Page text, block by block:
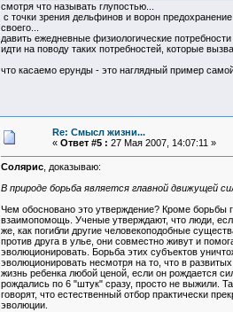
смотря что называть глупостью...
с точки зрения дельфинов и ворон
своего...
давить ежедневные физиологические
идти на поводу таких потребностей, которые
что касаемо ерунды - это наглядный пример
Re: Смысл жизни...
« Ответ #5 : 27 Мая 2007, 14:07:11 »
Солярис, доказываю:
В природе борьба является главной движущей
Чем обосновано это утверждение? Кроме
взаимопомощь. Ученые утверждают, что люди,
же, как погибли другие человекоподобные
против друга в улье, они совместно живут и
эволюционировать. Борьба этих субъектов
эволюционировать несмотря на то, что в
жизнь ребенка любой ценой, если он рождается
рождались по 6 "штук" сразу, просто не выжили.
говорят, что естественный отбор практически
эволюции.